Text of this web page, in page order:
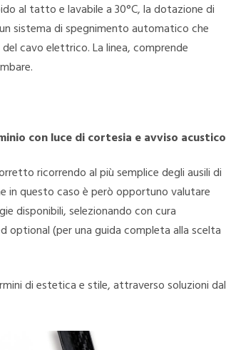
al tatto e lavabile a 30°C, la dotazione di
sistema di spegnimento automatico che
cavo elettrico. La linea, comprende
con luce di cortesia e avviso acustico
ricorrendo al più semplice degli ausili di
in questo caso è però opportuno valutare
disponibili, selezionando con cura
optional (per una guida completa alla scelta
di estetica e stile, attraverso soluzioni dal